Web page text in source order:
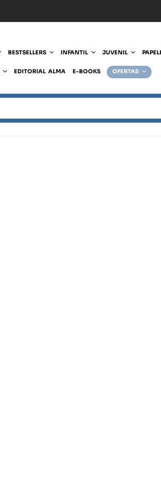
BESTSELLERS INFANTIL JUVENIL
EDITORIAL ALMA E-BOOKS OFERTAS